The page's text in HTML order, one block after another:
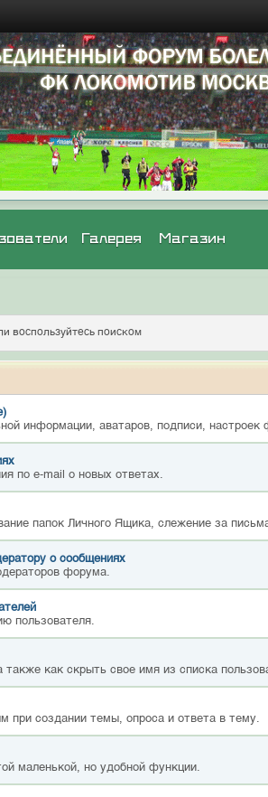
Галерея Магазин
воспользуйтесь поиском
информации, аватаров, подписи, настроек
по e-mail о новых ответах.
папок Личного Ящика, слежение за
о сообщениях
форума.
пользователя.
как скрыть свое имя из списка
при создании темы, опроса и ответа в тему.
маленькой, но удобной функции.